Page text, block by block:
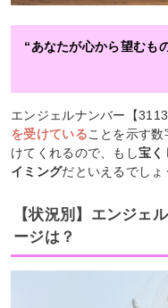
“あなたが心から望むも
エンジェルナンバー【3113
を受けていることを示す
けてくれるので、もし宝く
イミングだといえるでしょ
【状況別】エンジェ
ージは？